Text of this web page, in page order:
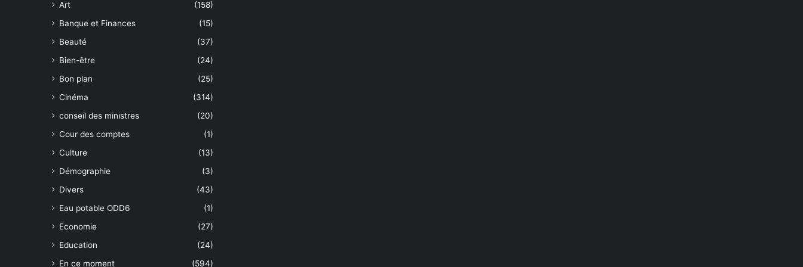
Art
(158)
Banque et Finances
(15)
Beauté
(37)
Bien-être
(24)
Bon plan
(25)
Cinéma
(314)
conseil des ministres
(20)
Cour des comptes
(1)
Culture
(13)
Démographie
(3)
Divers
(43)
Eau potable ODD6
(1)
Economie
(27)
Education
(24)
En ce moment
(594)